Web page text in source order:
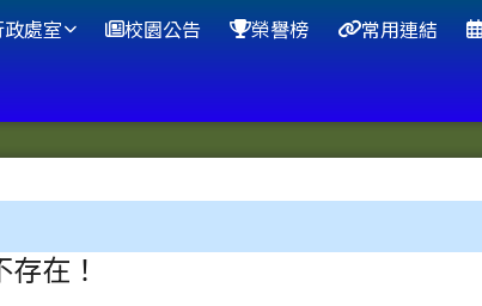
處室 校園公告 榮譽榜 常用連結
域
在！